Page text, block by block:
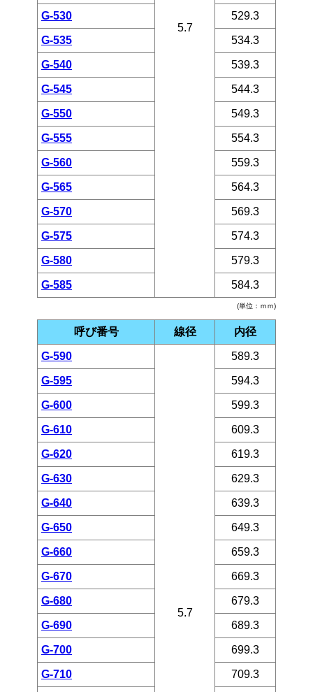
(単位：ｍｍ)
5.7
G-530 529.3
G-535 534.3
G-540 539.3
G-545 544.3
G-550 549.3
G-555 554.3
G-560 559.3
G-565 564.3
G-570 569.3
G-575 574.3
G-580 579.3
G-585 584.3
呼び番号 線径 内径
G-590
5.7
589.3
G-595 594.3
G-600 599.3
G-610 609.3
G-620 619.3
G-630 629.3
G-640 639.3
G-650 649.3
G-660 659.3
G-670 669.3
G-680 679.3
G-690 689.3
G-700 699.3
G-710 709.3